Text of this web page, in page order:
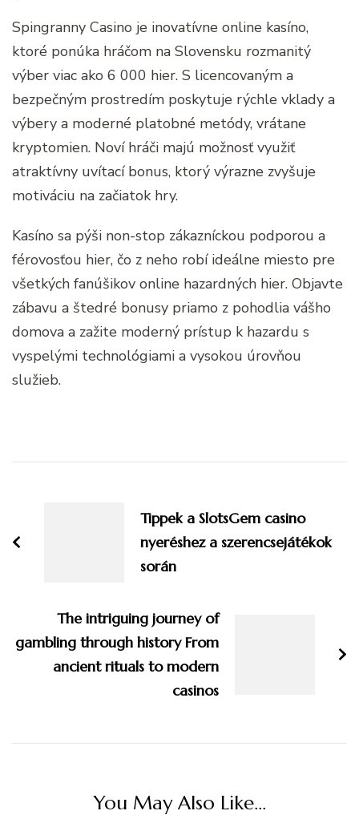
Spingranny Casino je inovatívne online kasíno,
ktoré ponúka hráčom na Slovensku rozmanitý
výber viac ako 6 000 hier. S licencovaným a
bezpečným prostredím poskytuje rýchle vklady a
výbery a moderné platobné metódy, vrátane
kryptomien. Noví hráči majú možnosť využiť
atraktívny uvítací bonus, ktorý výrazne zvyšuje
motiváciu na začiatok hry.
Kasíno sa pýši non-stop zákazníckou podporou a
férovosťou hier, čo z neho robí ideálne miesto pre
všetkých fanúšikov online hazardných hier. Objavte
zábavu a štedré bonusy priamo z pohodlia vášho
domova a zažite moderný prístup k hazardu s
vyspelými technológiami a vysokou úrovňou
služieb.
NavigationTippek a SlotsGem casino
nyeréshez a szerencsejátékok
során
The intriguing journey of
gambling through history From
ancient rituals to modern
casinos
You May Also Like...